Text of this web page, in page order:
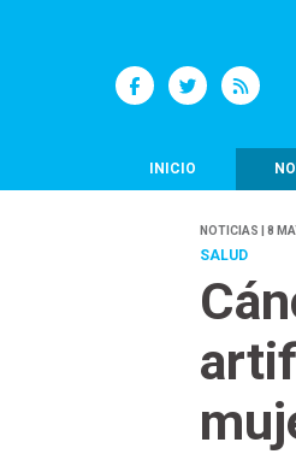
INICIO
NOTICIAS | 8
SALUD